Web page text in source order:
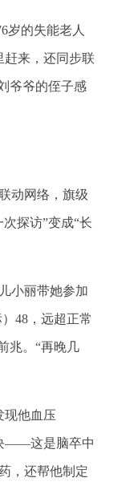
的失能老人
赶来，还同步联
爷爷的侄子感
动网络，旗级
探访”变成“长
小丽带她参加
48，远超正常
兆。“再晚几
他血压
——这是脑卒中
，还帮他制定